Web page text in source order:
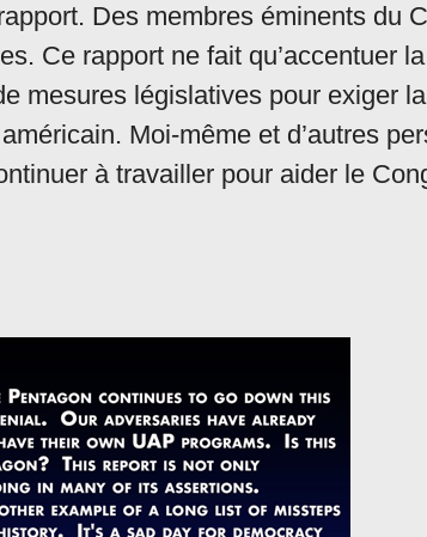
Des membres éminents du
Ce rapport ne fait qu’accentuer
mesures législatives pour exiger
Moi-même et d’autres
à travailler pour aider le